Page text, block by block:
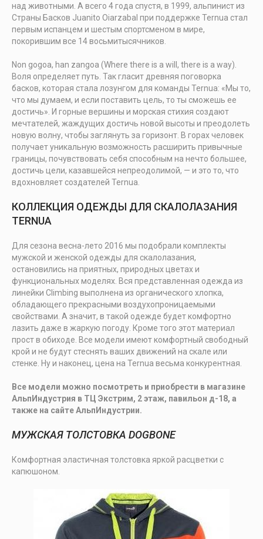
над животными. А всего 4 года спустя, в 1999, альпинист из
Страны Басков Juanito Oiarzabal при поддержке Ternua стал
первым испанцем и шестым спортсменом в мире,
покорившим все 14 восьмитысячников.
Non gogoa, han zangoa (Where there is a will, there is a way).
Воля определяет путь. Так гласит древняя поговорка
басков, которая стала лозунгом для команды Ternua: «Мы то,
что мы думаем, и если поставить цель, то ты сможешь ее
достичь». И горные вершины и морская стихия создают
мечтателей, жаждущих достичь новой высоты и преодолеть
новую волну, чтобы заглянуть за горизонт. В горах человек
получает уникальную возможность расширить привычные
границы, почувствовать себя способным на нечто большее,
достичь цели, казавшейся непреодолимой, — и это то, что
вдохновляет создателей Ternua.
КОЛЛЕКЦИЯ ОДЕЖДЫ ДЛЯ СКАЛОЛАЗАНИЯ
TERNUA
Для сезона весна-лето 2016 мы подобрали комплекты
мужской и женской одежды для скалолазания,
остановились на приятных, природных цветах и
функциональных моделях. Вся представленная одежда из
линейки Climbing выполнена из органического хлопка,
обладающего прекрасными воздухопроницаемыми
свойствами. А значит, в такой одежде будет комфортно
лазить даже в жаркую погоду. Кроме того этот материал
прост в обиходе. Все модели имеют комфортный свободный
крой и не будут стеснять ваших движений на скале или
стенке. Ну и наконец, цена на Ternua весьма конкурентная.
Все модели можно посмотреть и приобрести в магазине
АльпИндустрия в ТЦ Экстрим, 2 этаж, павильон д-18, а
также на сайте АльпИндустрии.
МУЖСКАЯ ТОЛСТОВКА DOGBONE
Комфортная эластичная толстовка яркой расцветки с
капюшоном.